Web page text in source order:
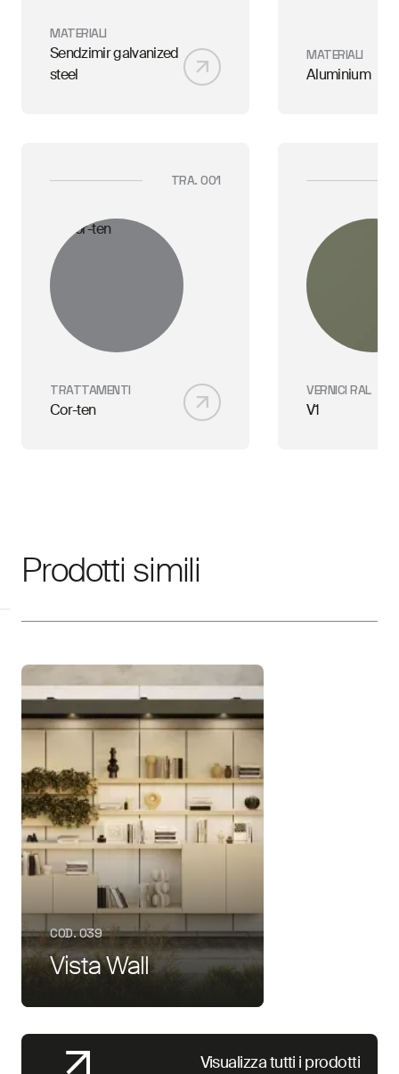
MATERIALI
Sendzimir galvanized
steel
MATERIALI
Aluminium
TRA. 001
TRATTAMENTI
Cor-ten
VERNICI RAL
V1
Prodotti simili
COD. 039
Vista Wall
Visualizza tutti i prodotti